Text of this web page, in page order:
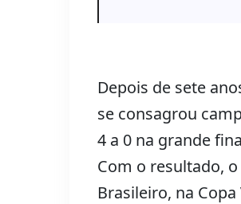
Depois de sete
se consagrou
4 a 0 na grande
Com o resultado,
Brasileiro, na